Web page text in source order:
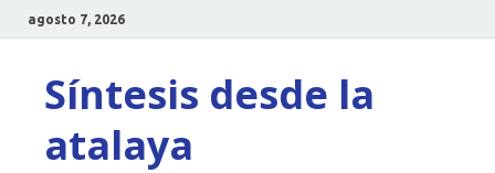
agosto 7, 2026
Síntesis desde la
atalaya